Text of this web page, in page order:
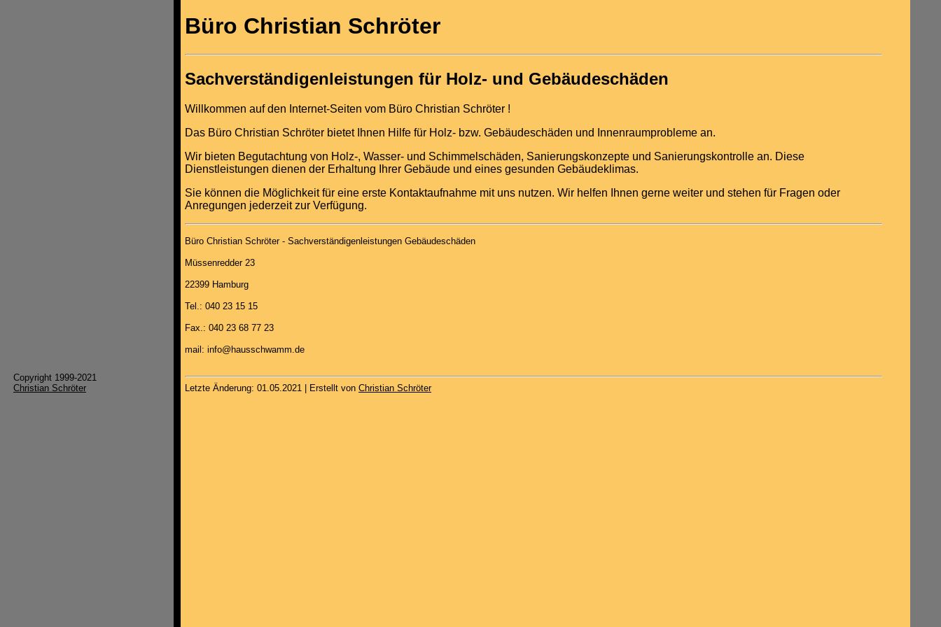
Büro Christian Schröter
Sachverständigenleistungen für Holz- und Gebäudeschäden
Willkommen auf den Internet-Seiten vom Büro Christian Schröter !
Das Büro Christian Schröter bietet Ihnen Hilfe für Holz- bzw. Gebäudeschäden und Innenraumprobleme an.
Wir bieten Begutachtung von Holz-, Wasser- und Schimmelschäden, Sanierungskonzepte und Sanierungskontrolle an. Diese
Dienstleistungen dienen der Erhaltung Ihrer Gebäude und eines gesunden Gebäudeklimas.
Sie können die Möglichkeit für eine erste Kontaktaufnahme mit uns nutzen. Wir helfen Ihnen gerne weiter und stehen für Fragen oder
Anregungen jederzeit zur Verfügung.
Büro Christian Schröter - Sachverständigenleistungen Gebäudeschäden
Müssenredder 23
22399 Hamburg
Tel.: 040 23 15 15
Fax.: 040 23 68 77 23
mail: info@hausschwamm.de
Copyright 1999-2021
Christian Schröter
Letzte Änderung: 01.05.2021 | Erstellt von Christian Schröter